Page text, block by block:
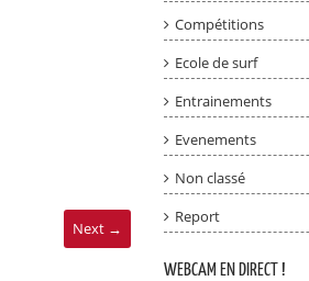
Next →
Compétitions
Ecole de surf
Entrainements
Evenements
Non classé
Report
WEBCAM EN DIRECT !